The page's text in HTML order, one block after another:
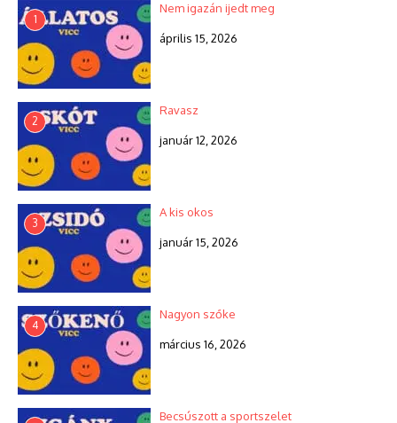
1
Nem igazán ijedt meg
április 15, 2026
2
Ravasz
január 12, 2026
3
A kis okos
január 15, 2026
4
Nagyon szőke
március 16, 2026
Becsúszott a sportszelet